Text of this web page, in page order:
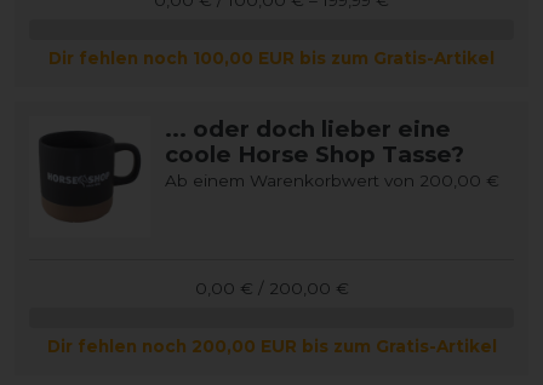
Dir fehlen noch 100,00 EUR bis zum Gratis-Artikel
... oder doch lieber eine
coole Horse Shop Tasse?
Ab einem Warenkorbwert von 200,00 €
0,00 € / 200,00 €
Dir fehlen noch 200,00 EUR bis zum Gratis-Artikel